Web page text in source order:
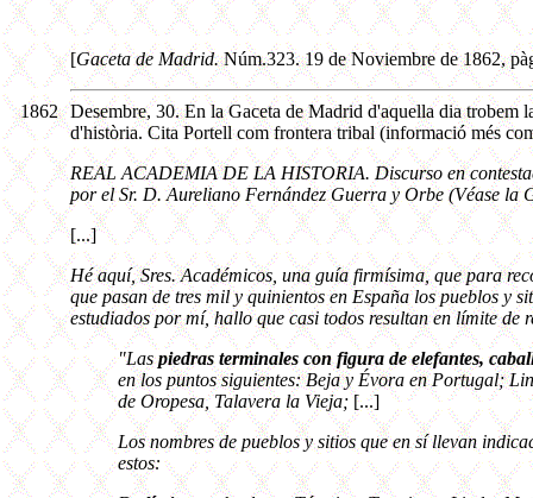
[Gaceta de Madrid.Núm.323. 19 de Noviembre de 1862,
1862 Desembre, 30. En la Gaceta de Madrid d'aquella dia
d'història. Cita Portell com frontera tribal (informació més
REAL ACADEMIA DE LA HISTORIA. Discurso en
por el Sr. D. Aureliano Fernández Guerra y Orbe (Véase la
[...]
Hé aquí, Sres. Académicos, una guía firmísima, que para
que pasan de tres mil y quinientos en España los pueblos y
estudiados por mí, hallo que casi todos resultan en límite de
"Laspiedras terminales con figura de elefantes,
en los puntos siguientes: Beja y Évora en Portugal;
de Oropesa, Talavera la Vieja;[...]
Los nombres de pueblos y sitios que en sí llevan
estos: